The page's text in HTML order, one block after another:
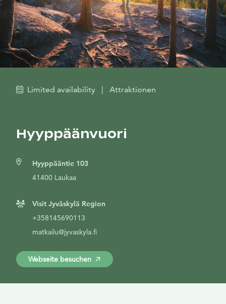
Limited availability | Attraktionen
Hyyppäänvuori
Hyyppääntie 103
41400 Laukaa
Visit Jyväskylä Region
+358145690113
matkailu@jyvaskyla.fi
Webseite besuchen